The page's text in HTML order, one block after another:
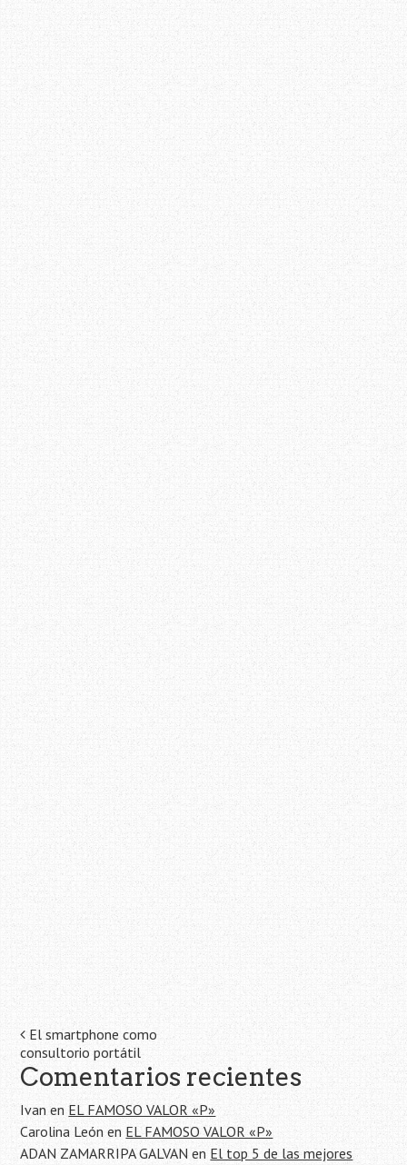
Navegación
de
la
entrada
El smartphone como
consultorio portátil
Comentarios recientes
Ivan en EL FAMOSO VALOR «P»
Carolina León en EL FAMOSO VALOR «P»
ADAN ZAMARRIPA GALVAN en El top 5 de las mejores